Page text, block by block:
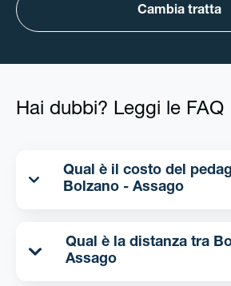
Cambia tratta
Hai dubbi? Leggi le FAQ
Qual è il costo del
Bolzano - Assago
Qual è la distanza tra Bolzano -
Assago